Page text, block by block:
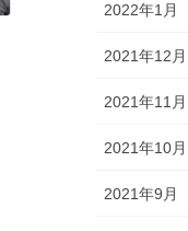
2022年1月
2021年12月
2021年11月
2021年10月
2021年9月